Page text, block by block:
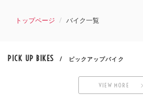
トップページ バイク一覧
PICK UP BIKES / ピックアップバイク
VIEW MORE